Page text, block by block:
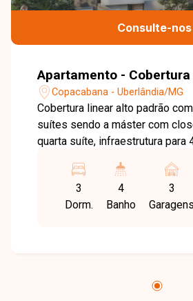
Consulte-nos
Apartamento - Cobertura
Copacabana - Uberlândia/MG
Cobertura linear alto padrão
suítes sendo a máster com
quarta suíte, infraestrutura para
de serviço, acesso da cozinha
gourmet, varanda multiuso,
closet, lavabo, salão de festas,
pronta para tirar suas dúvidas e
3
Dorm.
4
Banho
3
Garagens